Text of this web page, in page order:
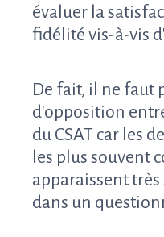
évaluer la
fidélité vis-à-vis
De fait, il ne faut
d'opposition
du CSAT car les
les plus souvent
apparaissent très
dans un